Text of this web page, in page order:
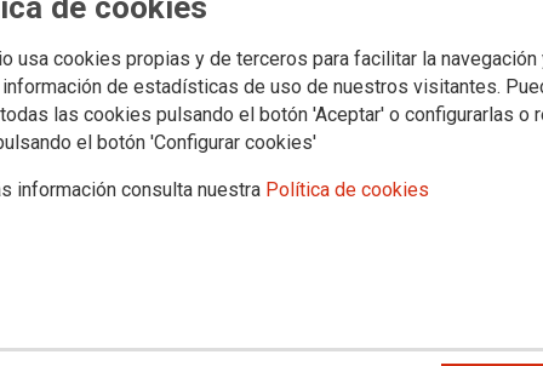
usa cookies propias y de terceros para facilitar la navegación
de estadísticas de uso de nuestros visitantes.
las cookies pulsando el botón 'Aceptar' o configurarlas o
el botón 'Configurar cookies'
información consulta nuestra Política de cookies
Concertada Universidad Formacion Empleo Salud Laboral Mujer e
las Oposiciones Categorías
CONCURSO DE MÉRITOS:
Provisional de Méritos
de Estabilización de
el 20 de junio de 2023.